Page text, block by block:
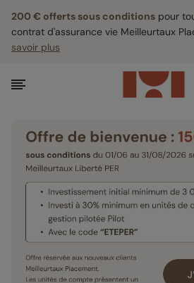
200 € offerts sous conditions pour
contrat d'assurance vie Meilleurtaux
savoir plus